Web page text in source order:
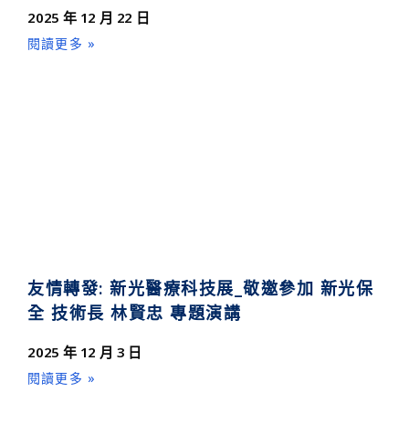
2025 年 12 月 22 日
閱讀更多 »
友情轉發: 新光醫療科技展_敬邀參加 新光保
全 技術長 林賢忠 專題演講
2025 年 12 月 3 日
閱讀更多 »